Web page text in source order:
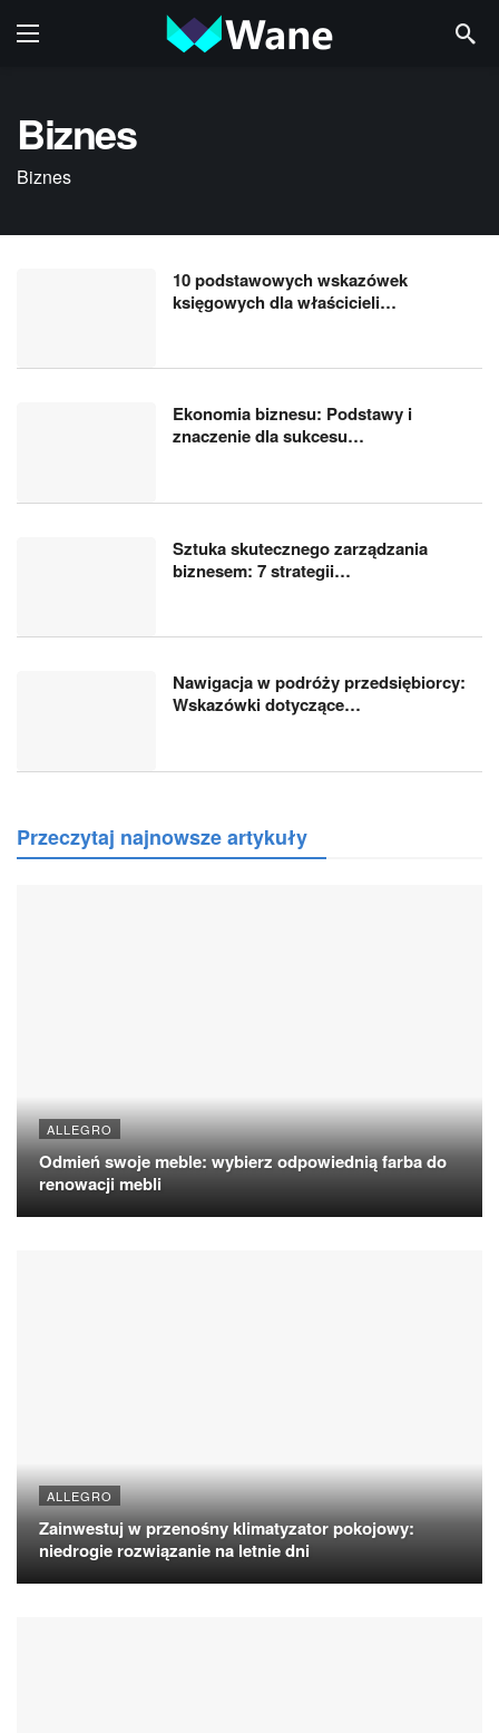
Biznes
Biznes
10 podstawowych wskazówek
księgowych dla właścicieli…
Ekonomia biznesu: Podstawy i
znaczenie dla sukcesu…
Sztuka skutecznego zarządzania
biznesem: 7 strategii…
Nawigacja w podróży przedsiębiorcy:
Wskazówki dotyczące…
Przeczytaj najnowsze artykuły
ALLEGRO
Odmień swoje meble: wybierz odpowiednią farba do
renowacji mebli
ALLEGRO
Zainwestuj w przenośny klimatyzator pokojowy:
niedrogie rozwiązanie na letnie dni